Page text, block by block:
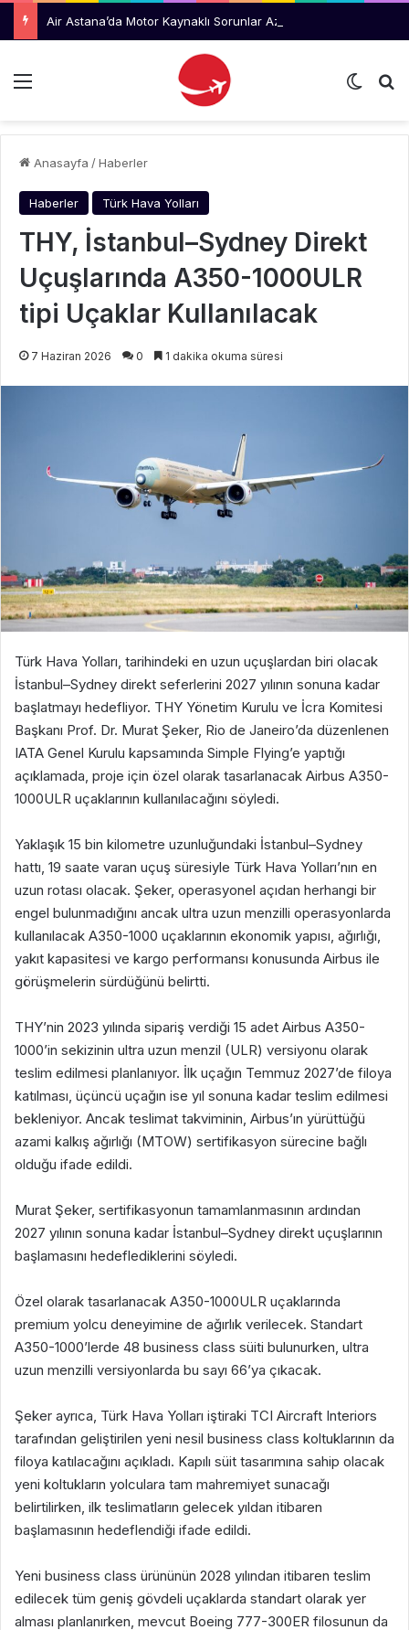
Menü Dış
Anasayfa /Haberler
Haberler Türk Hava Yolları
THY, İstanbul–Sydney Direkt
Uçuşlarında A350-1000ULR
tipi Uçaklar Kullanılacak
7 Haziran 2026 0 1 dakika okuma süresi
Türk Hava Yolları, tarihindeki en uzun uçuşlardan biri olacak
İstanbul–Sydney direkt seferlerini 2027 yılının sonuna kadar
başlatmayı hedefliyor. THY Yönetim Kurulu ve İcra Komitesi
Başkanı Prof. Dr. Murat Şeker, Rio de Janeiro’da düzenlenen
IATA Genel Kurulu kapsamında Simple Flying’e yaptığı
açıklamada, proje için özel olarak tasarlanacak Airbus A350-
1000ULR uçaklarının kullanılacağını söyledi.
Yaklaşık 15 bin kilometre uzunluğundaki İstanbul–Sydney
hattı, 19 saate varan uçuş süresiyle Türk Hava Yolları’nın en
uzun rotası olacak. Şeker, operasyonel açıdan herhangi bir
engel bulunmadığını ancak ultra uzun menzilli operasyonlarda
kullanılacak A350-1000 uçaklarının ekonomik yapısı, ağırlığı,
yakıt kapasitesi ve kargo performansı konusunda Airbus ile
görüşmelerin sürdüğünü belirtti.
THY’nin 2023 yılında sipariş verdiği 15 adet Airbus A350-
1000’in sekizinin ultra uzun menzil (ULR) versiyonu olarak
teslim edilmesi planlanıyor. İlk uçağın Temmuz 2027’de filoya
katılması, üçüncü uçağın ise yıl sonuna kadar teslim edilmesi
bekleniyor. Ancak teslimat takviminin, Airbus’ın yürüttüğü
azami kalkış ağırlığı (MTOW) sertifikasyon sürecine bağlı
olduğu ifade edildi.
Murat Şeker, sertifikasyonun tamamlanmasının ardından
2027 yılının sonuna kadar İstanbul–Sydney direkt uçuşlarının
başlamasını hedeflediklerini söyledi.
Özel olarak tasarlanacak A350-1000ULR uçaklarında
premium yolcu deneyimine de ağırlık verilecek. Standart
A350-1000’lerde 48 business class süiti bulunurken, ultra
uzun menzilli versiyonlarda bu sayı 66’ya çıkacak.
Şeker ayrıca, Türk Hava Yolları iştiraki TCI Aircraft Interiors
tarafından geliştirilen yeni nesil business class koltuklarının da
filoya katılacağını açıkladı. Kapılı süit tasarımına sahip olacak
yeni koltukların yolculara tam mahremiyet sunacağı
belirtilirken, ilk teslimatların gelecek yıldan itibaren
başlamasının hedeflendiği ifade edildi.
Yeni business class ürününün 2028 yılından itibaren teslim
edilecek tüm geniş gövdeli uçaklarda standart olarak yer
alması planlanırken, mevcut Boeing 777-300ER filosunun da